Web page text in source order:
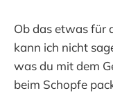
Ob das etwas für
kann ich nicht
was du mit dem
beim Schopfe